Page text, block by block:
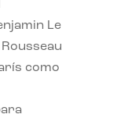
Le
como